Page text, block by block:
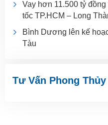
Vay hơn 11.500 tỷ
tốc TP.HCM – Long
Bình Dương lên kế
Tàu
Tư Vấn Phong Thủy